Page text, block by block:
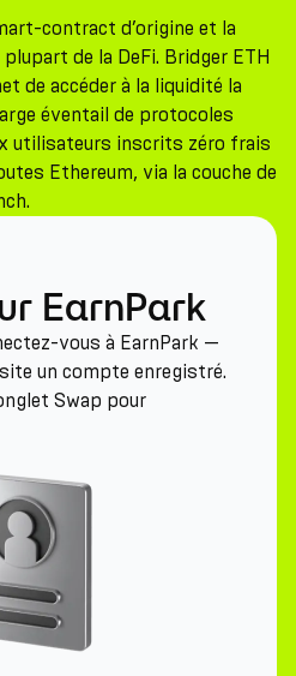
contract d’origine et la
de la DeFi. Bridger ETH
de accéder à la liquidité la
éventail de protocoles
utilisateurs inscrits zéro frais
Ethereum, via la couche de
EarnPark
vous à EarnPark —
un compte enregistré.
Swap pour